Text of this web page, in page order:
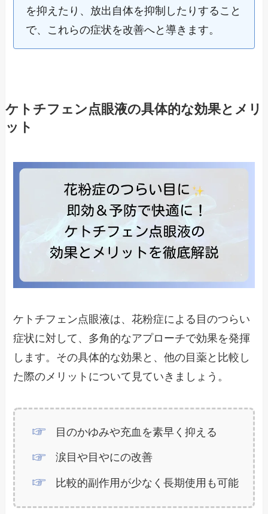
を抑えたり、放出自体を抑制したりすること
で、これらの症状を改善へと導きます。
ケトチフェン点眼液の具体的な効果とメリ
ット
ケトチフェン点眼液は、花粉症による目のつらい
症状に対して、多角的なアプローチで効果を発揮
します。その具体的な効果と、他の目薬と比較し
た際のメリットについて見ていきましょう。
目のかゆみや充血を素早く抑える
涙目や目やにの改善
比較的副作用が少なく長期使用も可能